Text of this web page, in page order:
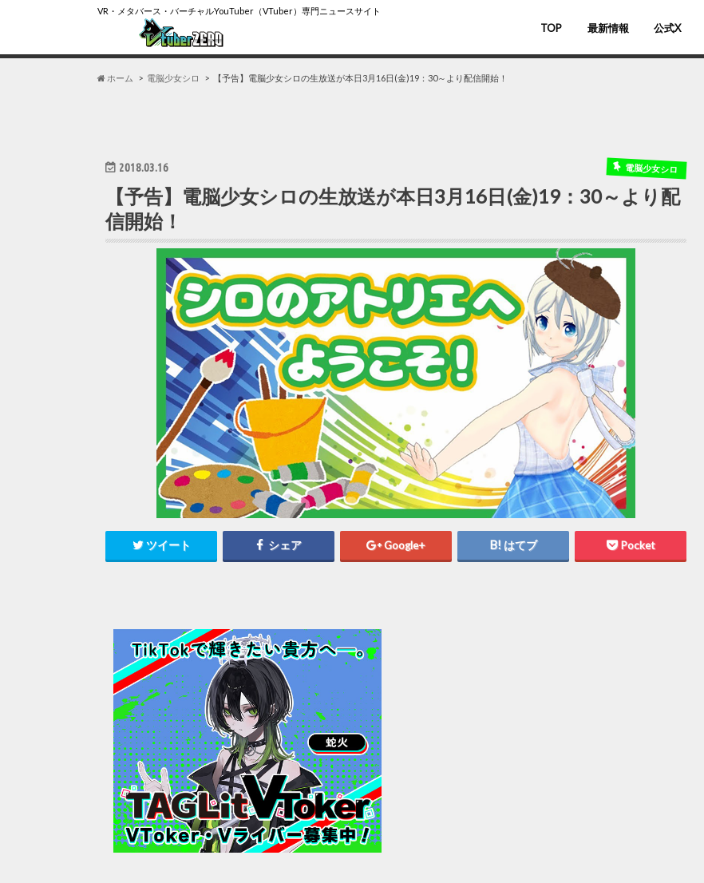
VR・メタバース・バーチャルYouTuber（VTuber）専門ニュースサイト
TOP 最新情報 公式X
ホーム 電脳少女シロ 【予告】電脳少女シロの生放送が本日3月16日(金)19：30～より配信開始！
2018.03.16 電脳少女シロ
【予告】電脳少女シロの生放送が本日3月16日(金)19：30～より配
信開始！
ツイート シェア Google+ はてブ Pocket